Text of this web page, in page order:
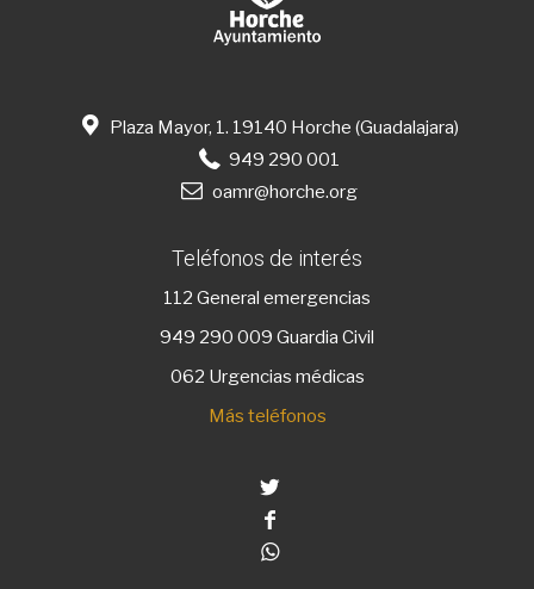
Plaza Mayor, 1. 19140 Horche (Guadalajara)
949 290 001
oamr@horche.org
Teléfonos de interés
112 General emergencias
949 290 009 Guardia Civil
062 Urgencias médicas
Más teléfonos